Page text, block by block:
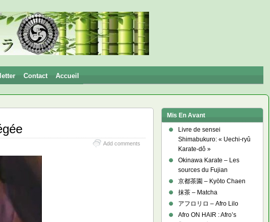
Contact Accueil
Add comments
Mis En Avant
Livre de sensei
Shimabukuro: « Uechi-ryû
Karate-dô »
Okinawa Karate – Les
sources du Fujian
京都茶園 – Kyōto Chaen
抹茶 – Matcha
アフロリロ – Afro Lilo
Afro ON HAIR : Afro’s